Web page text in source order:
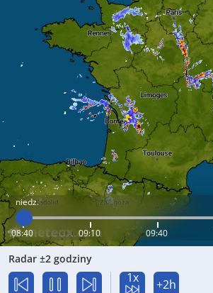
niedz.
08:40 09:10 09:40
Radar ±2 godziny
1x +2h